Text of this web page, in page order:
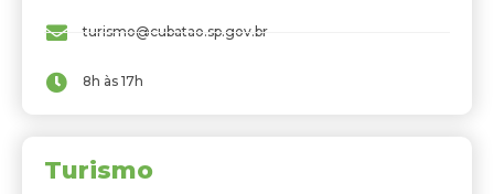
turismo@cubatao.sp.gov.br
8h às 17h
Turismo